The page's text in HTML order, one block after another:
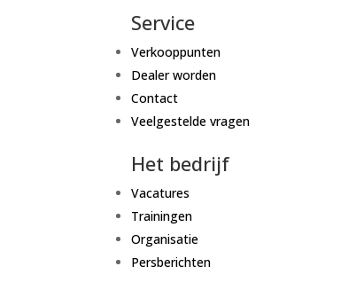
Service
Verkooppunten
Dealer worden
Contact
Veelgestelde vragen
Het bedrijf
Vacatures
Trainingen
Organisatie
Persberichten